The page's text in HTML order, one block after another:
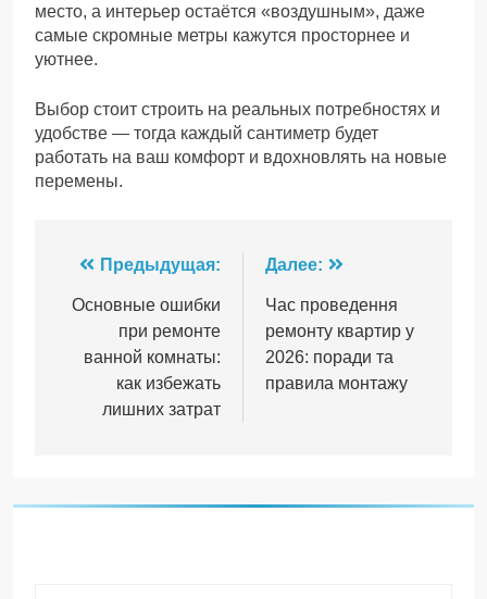
место, а интерьер остаётся «воздушным», даже
самые скромные метры кажутся просторнее и
уютнее.
Выбор стоит строить на реальных потребностях и
удобстве — тогда каждый сантиметр будет
работать на ваш комфорт и вдохновлять на новые
перемены.
Навигация
по
записям
Предыдущая:
Основные ошибки
при ремонте
ванной комнаты:
как избежать
лишних затрат
Далее:
Час проведення
ремонту квартир у
2026: поради та
правила монтажу